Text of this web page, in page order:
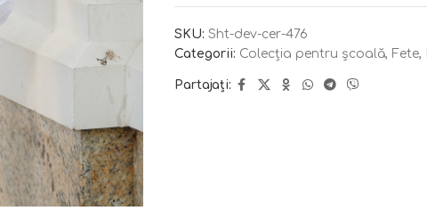
SKU: Sht-dev-cer-476
Categorii: Colecția pentru școală, Fete,
Partajați: